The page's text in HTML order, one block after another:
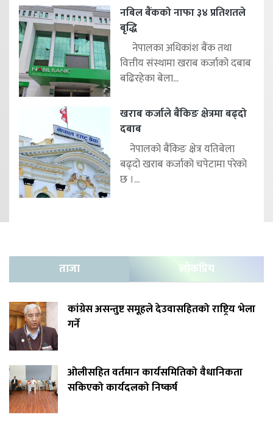
नबिल बैंकको नाफा ३४ प्रतिशतले
बृद्धि
नेपालका अधिकांश बैंक तथा
वित्तीय संस्थामा खराब कर्जाको दबाब
बढिरहेका बेला...
खराब कर्जाले बैंकिङ क्षेत्रमा बढ्दो
दबाब
नेपालको बैंकिङ क्षेत्र यतिबेला
बढ्दो खराब कर्जाको चपेटामा परेको
छ ।...
ताजा लोकप्रिय
कांग्रेस असन्तुष्ट समूहले देउवासहितको राष्ट्रिय भेला
गर्ने
ओलीसहित वर्तमान कार्यसमितिको वैधानिकता
सकिएको कार्यदलको निष्कर्ष